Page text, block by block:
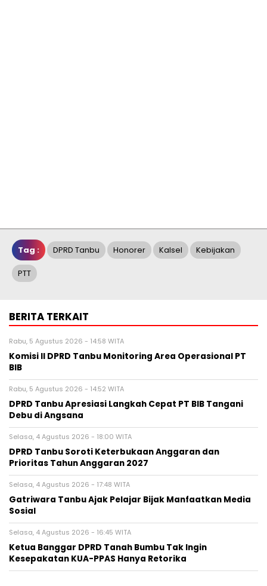
Tag : DPRD Tanbu Honorer Kalsel Kebijakan
PTT
BERITA TERKAIT
Rabu, 5 Agustus 2026 - 14:58 WITA
Komisi II DPRD Tanbu Monitoring Area Operasional PT
BIB
Rabu, 5 Agustus 2026 - 14:52 WITA
DPRD Tanbu Apresiasi Langkah Cepat PT BIB Tangani
Debu di Angsana
Selasa, 4 Agustus 2026 - 18:00 WITA
DPRD Tanbu Soroti Keterbukaan Anggaran dan
Prioritas Tahun Anggaran 2027
Selasa, 4 Agustus 2026 - 17:48 WITA
Gatriwara Tanbu Ajak Pelajar Bijak Manfaatkan Media
Sosial
Selasa, 4 Agustus 2026 - 16:45 WITA
Ketua Banggar DPRD Tanah Bumbu Tak Ingin
Kesepakatan KUA-PPAS Hanya Retorika